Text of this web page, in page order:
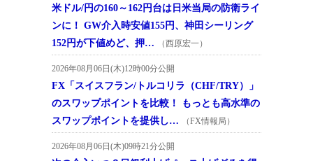
米ドル/円の160～162円台は日米当局の防衛ライ
ンに！ GW介入時安値155円、神田シーリング
152円が下値めど、押…
（西原宏一）
2026年08月06日(木)12時00分公開
FX「スイスフラン/トルコリラ（CHF/TRY）」
のスワップポイントを比較！ もっとも高水準の
スワップポイントを提供し…
（FX情報局）
2026年08月06日(木)09時21分公開